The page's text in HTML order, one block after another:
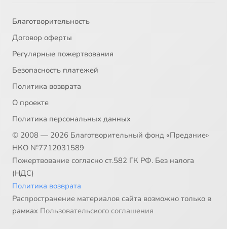
Благотворительность
Договор оферты
Регулярные пожертвования
Безопасность платежей
Политика возврата
О проекте
Политика персональных данных
© 2008 — 2026 Благотворительный фонд «Предание»
НКО №7712031589
Пожертвование согласно ст.582 ГК РФ. Без налога
(НДС)
Политика возврата
Распространение материалов сайта возможно только в
рамках Пользовательского соглашения